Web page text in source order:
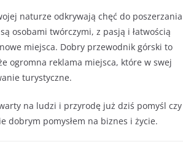
naturze odkrywają chęć do poszerzania
osobami twórczymi, z pasją i łatwością
miejsca. Dobry przewodnik górski to
ogromna reklama miejsca, które w swej
turystyczne.
na ludzi i przyrodę już dziś pomyśl czy
dobrym pomysłem na biznes i życie.